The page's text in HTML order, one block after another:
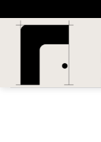
to
content